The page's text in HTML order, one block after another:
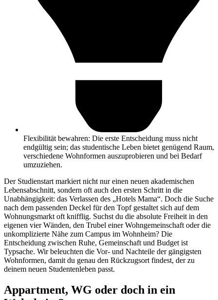
Flexibilität bewahren: Die erste Entscheidung muss nicht
endgültig sein; das studentische Leben bietet genügend Raum,
verschiedene Wohnformen auszuprobieren und bei Bedarf
umzuziehen.
Der Studienstart markiert nicht nur einen neuen akademischen
Lebensabschnitt, sondern oft auch den ersten Schritt in die
Unabhängigkeit: das Verlassen des „Hotels Mama“. Doch die Suche
nach dem passenden Deckel für den Topf gestaltet sich auf dem
Wohnungsmarkt oft knifflig. Suchst du die absolute Freiheit in den
eigenen vier Wänden, den Trubel einer Wohngemeinschaft oder die
unkomplizierte Nähe zum Campus im Wohnheim? Die
Entscheidung zwischen Ruhe, Gemeinschaft und Budget ist
Typsache. Wir beleuchten die Vor- und Nachteile der gängigsten
Wohnformen, damit du genau den Rückzugsort findest, der zu
deinem neuen Studentenleben passt.
Appartment, WG oder doch in ein